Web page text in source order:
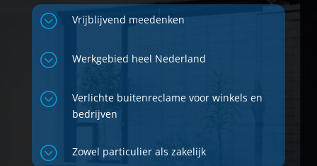
; Vrijblijvend meedenken
; Werkgebied heel Nederland
;
Verlichte buitenreclame voor winkels en
bedrijven
; Zowel particulier als zakelijk